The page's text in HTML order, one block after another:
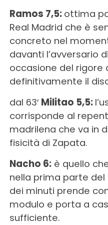
Ramos 7,5: ottima
Real Madrid che è
concreto nel
davanti l’avversario
occasione del rigore
definitivamente il
dal 63′ Militao 5,5:
corrisponde al
madrilena che va in
fisicità di Zapata.
Nacho 6:è quello
nella prima parte
dei minuti prende
modulo e porta a
sufficiente.